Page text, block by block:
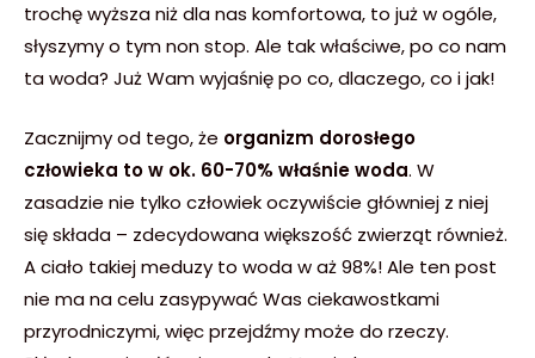
trochę wyższa niż dla nas komfortowa, to już w ogóle,
słyszymy o tym non stop. Ale tak właściwe, po co nam
ta woda? Już Wam wyjaśnię po co, dlaczego, co i jak!
Zacznijmy od tego, że organizm dorosłego
człowieka to w ok. 60-70% właśnie woda. W
zasadzie nie tylko człowiek oczywiście główniej z niej
się składa – zdecydowana większość zwierząt również.
A ciało takiej meduzy to woda w aż 98%! Ale ten post
nie ma na celu zasypywać Was ciekawostkami
przyrodniczymi, więc przejdźmy może do rzeczy.